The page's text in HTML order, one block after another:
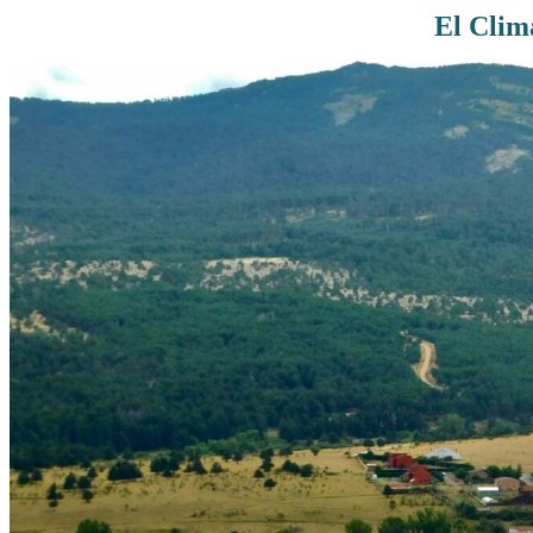
Topográficos
El